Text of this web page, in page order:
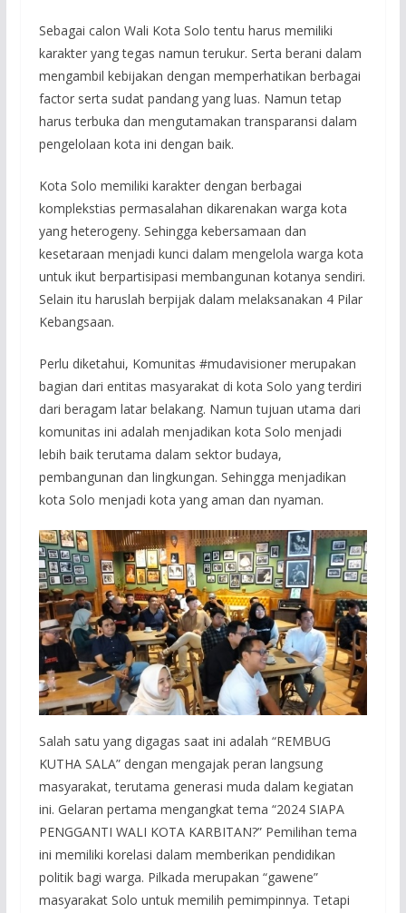
Sebagai calon Wali Kota Solo tentu harus memiliki
karakter yang tegas namun terukur. Serta berani dalam
mengambil kebijakan dengan memperhatikan berbagai
factor serta sudat pandang yang luas. Namun tetap
harus terbuka dan mengutamakan transparansi dalam
pengelolaan kota ini dengan baik.
Kota Solo memiliki karakter dengan berbagai
komplekstias permasalahan dikarenakan warga kota
yang heterogeny. Sehingga kebersamaan dan
kesetaraan menjadi kunci dalam mengelola warga kota
untuk ikut berpartisipasi membangunan kotanya sendiri.
Selain itu haruslah berpijak dalam melaksanakan 4 Pilar
Kebangsaan.
Perlu diketahui, Komunitas #mudavisioner merupakan
bagian dari entitas masyarakat di kota Solo yang terdiri
dari beragam latar belakang. Namun tujuan utama dari
komunitas ini adalah menjadikan kota Solo menjadi
lebih baik terutama dalam sektor budaya,
pembangunan dan lingkungan. Sehingga menjadikan
kota Solo menjadi kota yang aman dan nyaman.
Salah satu yang digagas saat ini adalah “REMBUG
KUTHA SALA” dengan mengajak peran langsung
masyarakat, terutama generasi muda dalam kegiatan
ini. Gelaran pertama mengangkat tema “2024 SIAPA
PENGGANTI WALI KOTA KARBITAN?” Pemilihan tema
ini memiliki korelasi dalam memberikan pendidikan
politik bagi warga. Pilkada merupakan “gawene”
masyarakat Solo untuk memilih pemimpinnya. Tetapi